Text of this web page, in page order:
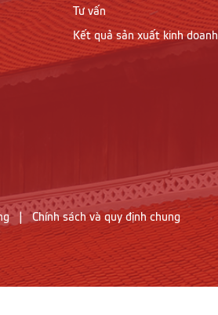
Tư vấn
Kết quả sản xuất kinh doanh
|Chính sách và quy định chung